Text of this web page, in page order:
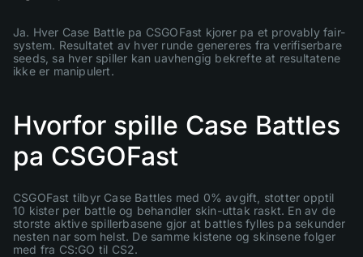
Ja. Hver Case Battle pa CSGOFast kjorer pa et provably fair-
system. Resultatet av hver runde genereres fra verifiserbare
seeds, sa hver spiller kan uavhengig bekrefte at resultatene
ikke er manipulert.
Hvorfor spille Case Battles
pa CSGOFast
CSGOFast tilbyr Case Battles med 0% avgift, stotter opptil
10 kister per battle og behandler skin-uttak raskt. En av de
storste aktive spillerbasene gjor at battles fylles pa sekunder
nesten nar som helst. De samme kistene og skinsene folger
med fra CS:GO til CS2.